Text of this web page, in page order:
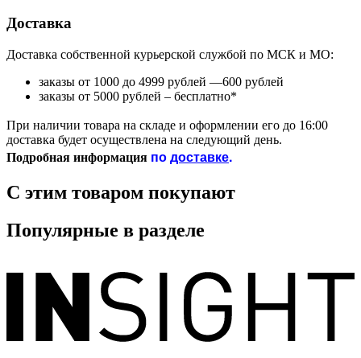
Доставка
Доставка собственной курьерской службой по МСК и МО:
заказы от 1000 до 4999 рублей —600 рублей
заказы от 5000 рублей – бесплатно*
При наличии товара на складе и оформлении его до 16:00
доставка будет осуществлена на следующий день.
Подробная информация подоставке.
С этим товаром покупают
Популярные в разделе